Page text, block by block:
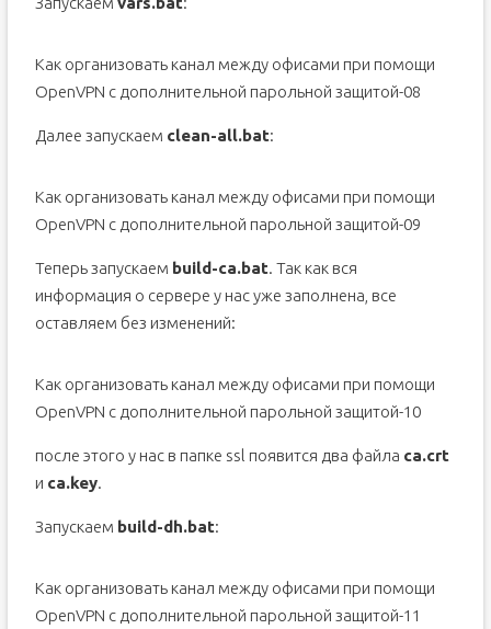
Как организовать канал между офисами при помощи
OpenVPN с дополнительной парольной защитой-08
Далее запускаем clean-all.bat:
Как организовать канал между офисами при помощи
OpenVPN с дополнительной парольной защитой-09
Теперь запускаем build-ca.bat. Так как вся
информация о сервере у нас уже заполнена, все
оставляем без изменений:
Как организовать канал между офисами при помощи
OpenVPN с дополнительной парольной защитой-10
после этого у нас в папке ssl появится два файла ca.crt
и ca.key.
Запускаем build-dh.bat:
Как организовать канал между офисами при помощи
OpenVPN с дополнительной парольной защитой-11